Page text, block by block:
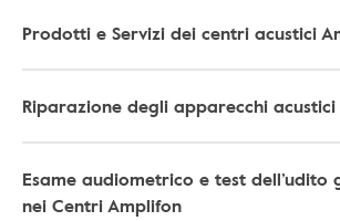
Prodotti e Servizi dei centri acustici
Riparazione degli apparecchi acustici
Esame audiometrico e test dell’udito
nei Centri Amplifon